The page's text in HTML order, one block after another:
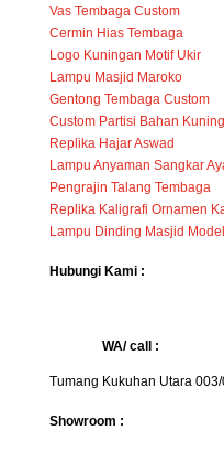
Vas Tembaga Custom
Cermin Hias Tembaga
Logo Kuningan Motif Ukir
Lampu Masjid Maroko
Gentong Tembaga Custom
Custom Partisi Bahan
Replika Hajar Aswad
Lampu Anyaman Sangkar
Pengrajin Talang Tembaga
Replika Kaligrafi Ornamen
Lampu Dinding Masjid
Hubungi Kami :
WA/
Tumang Kukuhan Utara
Showroom :